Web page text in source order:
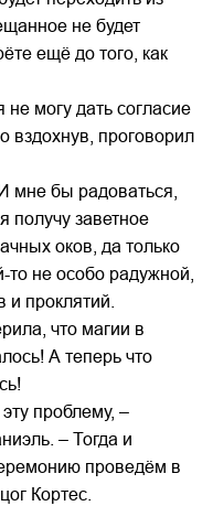
не будет
ещё до того, как
могу дать согласие
вздохнув, проговорил
мне бы радоваться,
получу заветное
оков, да только
то не особо радужной,
и проклятий.
что магии в
А теперь что
проблему, –
– Тогда и
проведём в
Кортес.